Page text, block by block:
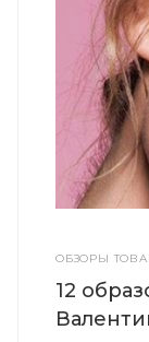
ОБЗОРЫ
12